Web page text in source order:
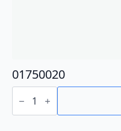
01750020
01750020
adet